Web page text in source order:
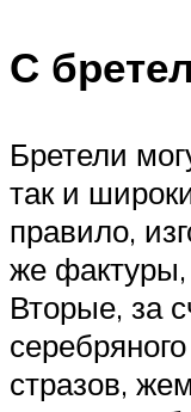
С
Бретели
так и
правило,
же фактуры,
Вторые, за
стразов,